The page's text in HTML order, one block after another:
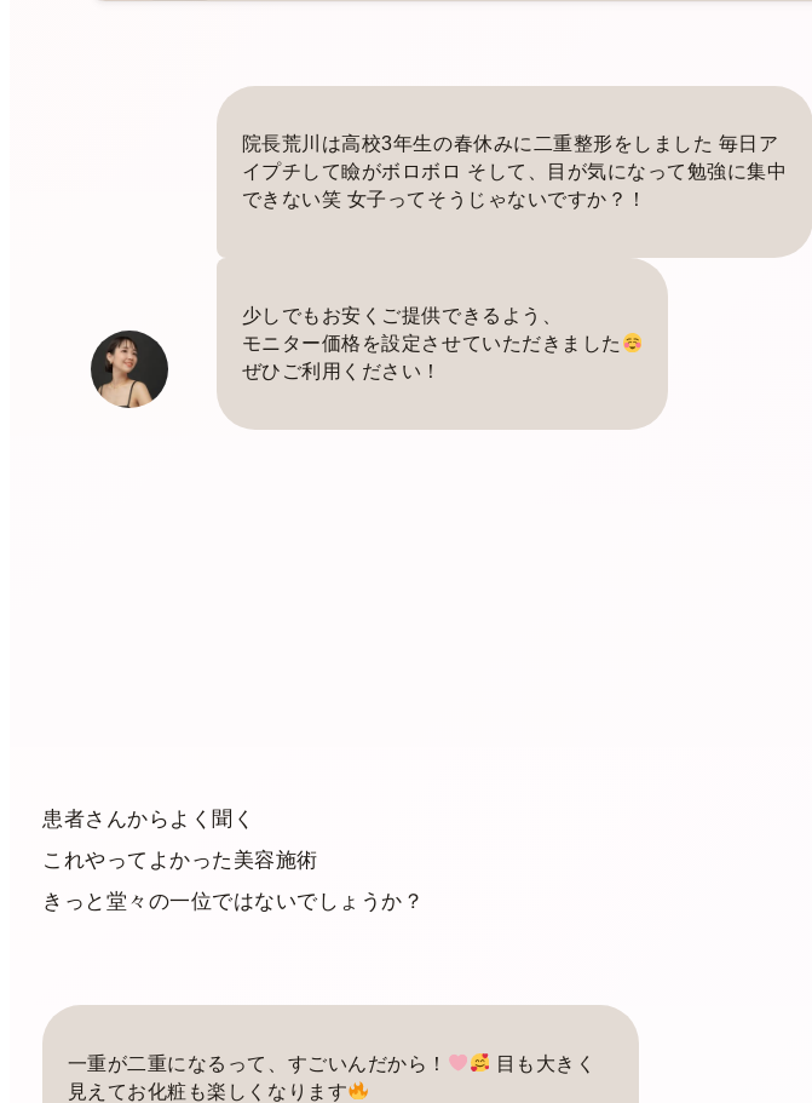
院長荒川は高校3年生の春休みに二重整形をしました 毎日ア
イプチして瞼がボロボロ そして、目が気になって勉強に集中
できない笑 女子ってそうじゃないですか？！
少しでもお安くご提供できるよう、
モニター価格を設定させていただきました
ぜひご利用ください！
患者さんからよく聞く
これやってよかった美容施術
きっと堂々の一位ではないでしょうか？
一重が二重になるって、すごいんだから！
目も大きく
見えてお化粧も楽しくなります